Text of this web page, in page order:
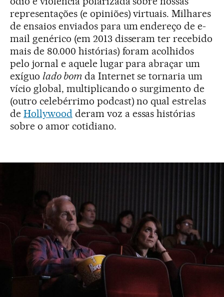
representações (e opiniões) virtuais. Milhares
de ensaios enviados para um endereço de e-
mail genérico (em 2013 disseram ter recebido
mais de 80.000 histórias) foram acolhidos
pelo jornal e aquele lugar para abraçar um
exíguo lado bomda Internet se tornaria um
vício global, multiplicando o surgimento de
(outro celebérrimo podcast) no qual estrelas
de Hollywood deram voz a essas histórias
sobre o amor cotidiano.